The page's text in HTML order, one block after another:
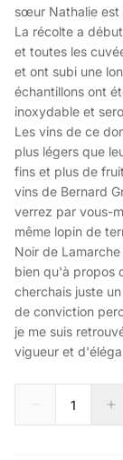
sœur Nathalie est
La récolte a
et toutes les
et ont subi une
échantillons ont
inoxydable et
Les vins de ce
plus légers que
fins et plus de
vins de Bernard
verrez par vous-
même lopin de
Noir de
bien qu'à propos
cherchais juste
de conviction
je me suis
vigueur et